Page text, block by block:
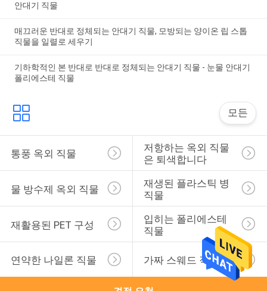
안대기 직물
매끄러운 반대로 정체되는 안대기 직물, 모방되는 양이온 립 스톱
직물을 일렬로 세우기
기하학적인 본 반대로 반대로 정체되는 안대기 직물 - 눈물 안대기
폴리에스테 직물
모든
통풍 옥외 직물
저항하는 옥외 직물
은 퇴색합니다
물 방수제 옥외 직물
재생된 플라스틱 병
직물
재활용된 PET 구성
입히는 폴리에스테
직물
연약한 나일론 직물 가짜 스웨드 직물